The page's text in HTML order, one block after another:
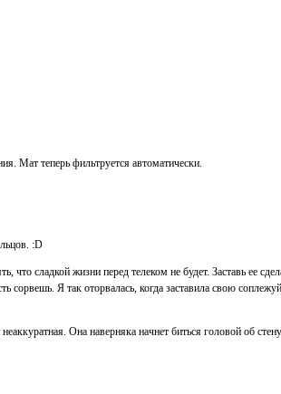
Мат теперь фильтруется автоматически.
:D
сладкой жизни перед телеком не будет. Заставь ее
Я так оторвалась, когда заставила свою
Она наверняка начнет биться головой об